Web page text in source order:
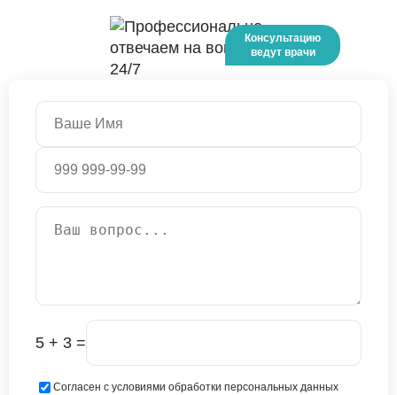
5 + 3 =
Согласен с условиями обработки персональных данных